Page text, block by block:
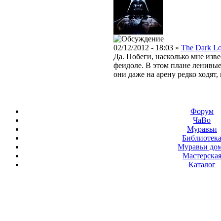
02/12/2012 - 18:03 » The Dark
Да. Побеги, насколько мне
феидоле. В этом плане
они даже на арену редко
Форум
ЧаВо
Муравьи
Муравьи
Мастерская
Каталог